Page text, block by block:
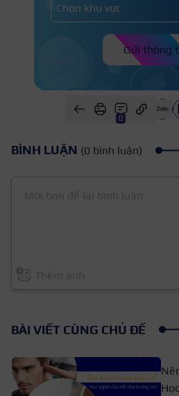
Gửi thông
0
BÌNH LUẬN (0 bình luận)
BÀI VIẾT CÙNG CHỦ ĐỀ